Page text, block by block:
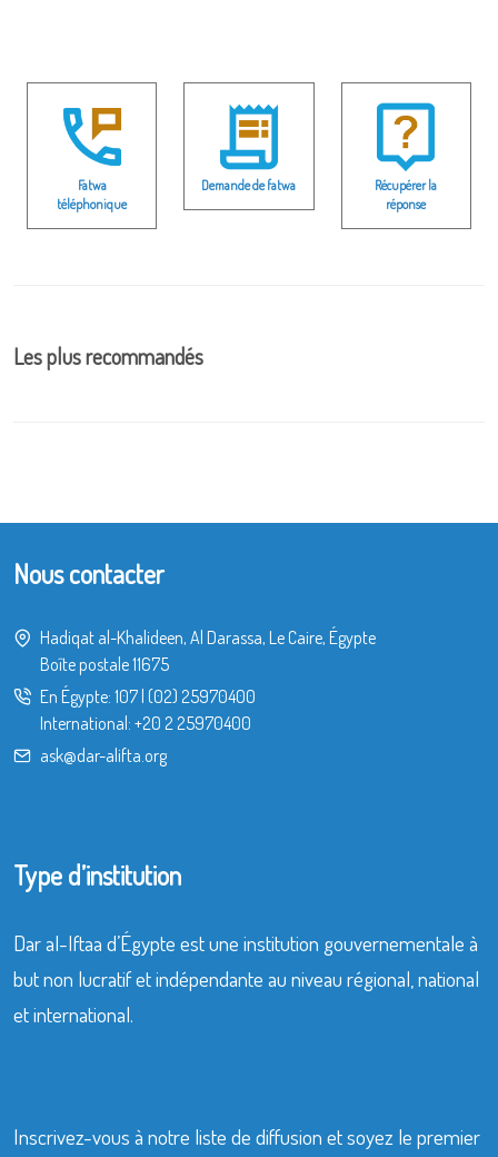
Fatwa
téléphonique
Demande de fatwa
Récupérer la
réponse
Les plus recommandés
Nous contacter
Hadiqat al-Khalideen, Al Darassa, Le Caire, Égypte
Boîte postale 11675
En Égypte: 107| (02) 25970400
International: +20 2 25970400
ask@dar-alifta.org
Type d’institution
Dar al-Iftaa d’Égypte est une institution gouvernementale à
but non lucratif et indépendante au niveau régional, national
et international.
Inscrivez-vous à notre liste de diffusion et soyez le premier